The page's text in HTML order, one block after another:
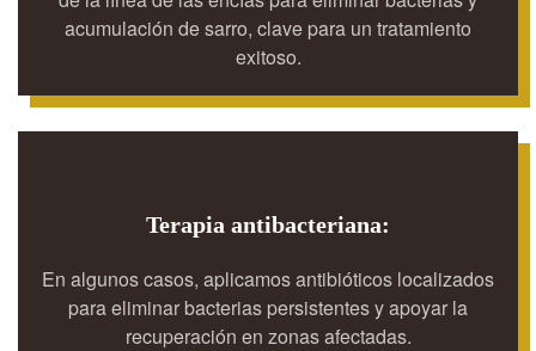
acumulación de sarro, clave para un tratamiento
exitoso.
Terapia antibacteriana:
En algunos casos, aplicamos antibióticos localizados
para eliminar bacterias persistentes y apoyar la
recuperación en zonas afectadas.